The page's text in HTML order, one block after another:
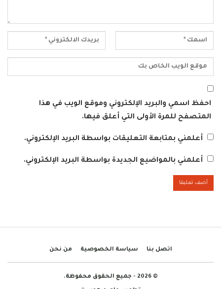
احفظ اسمي والبريد الإلكتروني وموقع الويب في هذا
المتصفح للمرة الأولى التي أعلق فيها.
أعلمني بمتابعة التعليقات بواسطة البريد الإلكتروني.
أعلمني بالمواضيع الجديدة بواسطة البريد الإلكتروني.
اتصل بنا سياسة الخصوصية من نحن
© 2026 - جميع الحقوق محفوظة.